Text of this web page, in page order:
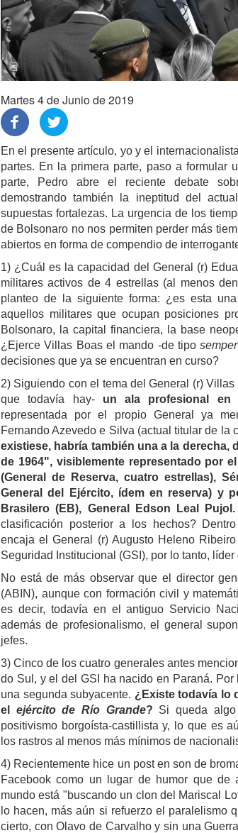
Martes 4 de Junio de 2019
En el presente artículo, yo y el
partes. En la primera parte, paso a formular
parte, Pedro abre el reciente debate
demostrando también la ineptitud del
supuestas fortalezas. La urgencia de los
de Bolsonaro no nos permiten perder más
abiertos en forma de compendio de
1) ¿Cuál es la capacidad del General (r)
militares activos de 4 estrellas (al menos
planteo de la siguiente forma: ¿es esta
aquellos militares que ocupan posiciones
Bolsonaro, la capital financiera, la base
¿Ejerce Villas Boas el mando -de tipo
decisiones que ya se encuentran en curso?
2) Siguiendo con el tema del General (r)
que todavía hay- un ala profesional en
representada por el propio General ya
Fernando Azevedo e Silva (actual titular de la
existiese, habría también una a la
de 1964", visiblemente representado por
(General de Reserva, cuatro estrellas),
General del Ejército, ídem en reserva) y
Brasilero (EB), General Edson Leal Pujol.
clasificación posterior a los hechos?
encaja el General (r) Augusto Heleno
Seguridad Institucional (GSI), por lo tanto,
No está de más observar que el director
(ABIN), aunque con formación civil y
es decir, todavía en el antiguo Servicio
además de profesionalismo, el general
jefes.
3) Cinco de los cuatro generales antes
do Sul, y el del GSI ha nacido en Paraná.
una segunda subyacente. ¿Existe todavía lo
el ejército de Río Grande? Si queda
positivismo borgoísta-castillista y, lo que es
los rastros al menos más mínimos de
4) Recientemente hice un post en son de
Facebook como un lugar de humor que
mundo está "buscando un clon del Mariscal
lo hacen, más aún si refuerzo el paralelismo
cierto, con Olavo de Carvalho y sin una